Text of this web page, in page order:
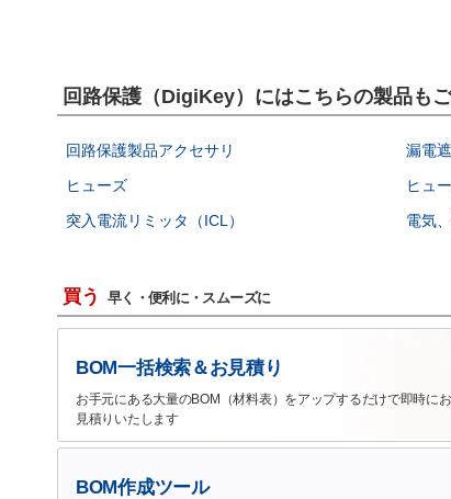
回路保護（DigiKey）にはこちらの製品もご
回路保護製品アクセサリ 漏電
ヒューズ
ヒュ
突入電流リミッタ（ICL）
電気
買う 早く・便利に・スムーズに
BOM一括検索＆お見積り
お手元にある大量のBOM（材料表）をアップするだけで即時にお
見積りいたします
BOM作成ツール